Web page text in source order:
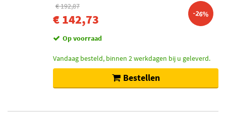
€ 192,87
€ 142,73 -26%
Op voorraad
Vandaag besteld, binnen 2 werkdagen bij u geleverd.
Bestellen